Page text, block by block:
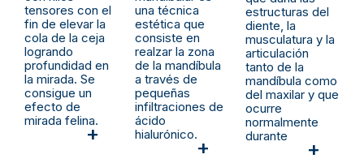
tensores con el
fin de elevar la
cola de la ceja
logrando
profundidad en
la mirada. Se
consigue un
efecto de
mirada felina.
+
una técnica
estética que
consiste en
realzar la zona
de la mandíbula
a través de
pequeñas
infiltraciones de
ácido
hialurónico.
+
estructuras del
diente, la
musculatura y la
articulación
tanto de la
mandíbula como
del maxilar y que
ocurre
normalmente
durante
+